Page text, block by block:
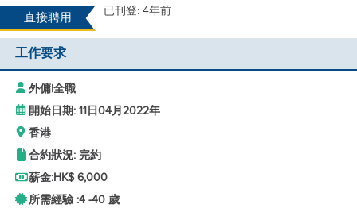
直接聘用
已刊登: 4年前
工作要求
外傭|全職
開始日期: 11日04月2022年
香港
合約狀況: 完約
薪金:HK$ 6,000
所需經驗 :4 -40 歲